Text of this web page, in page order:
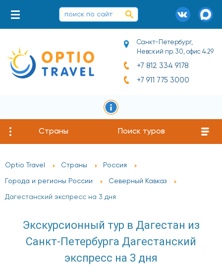
Санкт-Петербург,
Невский пр. 30, офис 4.29
+7 812 334 9178
+7 911 775 3000
Страны Поиск туров
Optio Travel Страны Россия
Города и регионы России Северный Кавказ
Дагестанский экспресс на 3 дня
Экскурсионный тур в Дагестан из
Санкт-Петербурга Дагестанский
экспресс на 3 дня